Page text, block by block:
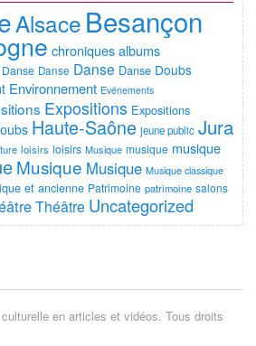
Alsace Besançon
chroniques albums
Danse Danse Danse Danse Doubs
Environnement Evénements
Expositions Expositions
Haute-Saône jeune public Jura
loisirs loisirs Musique musique musique
Musique Musique Musique classique
et ancienne Patrimoine patrimoine salons
Théâtre Uncategorized
en articles et vidéos. Tous droits